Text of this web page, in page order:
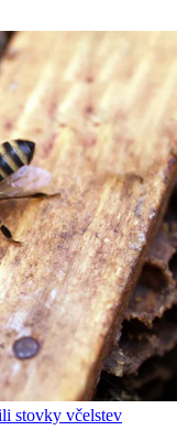
stovky včelstev